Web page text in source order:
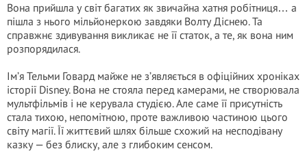
Вона прийшла у світ багатих як звичайна хатня робітниця… а
пішла з нього мiльйонеркoю завдяки Волту Діснею. Та
справжнє здивування викликає не її статок, а те, як вона ним
розпорядилася.
Ім’я Тельми Говард майже не з’являється в офіційних хроніках
історії Disney. Вона не стояла перед камерами, не створювала
мультфільмів і не керувала студією. Але саме її присутність
стала тихою, непомітною, проте важливою частиною цього
світу магії. Її життєвий шлях більше схожий на несподівану
казку — без блиску, але з глибоким сенсом.